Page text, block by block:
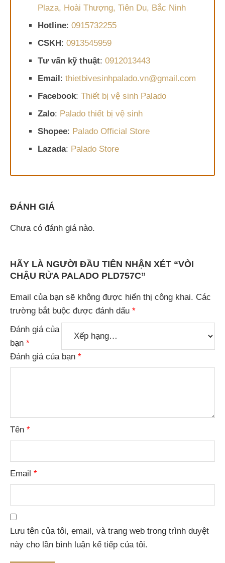
Plaza, Hoài Thượng, Tiên Du, Bắc Ninh
Hotline: 0915732255
CSKH: 0913545959
Tư vấn kỹ thuật: 0912013443
Email: thietbivesinhpalado.vn@gmail.com
Facebook: Thiết bị vệ sinh Palado
Zalo: Palado thiết bị vệ sinh
Shopee: Palado Official Store
Lazada: Palado Store
ĐÁNH GIÁ
Chưa có đánh giá nào.
HÃY LÀ NGƯỜI ĐẦU TIÊN NHẬN XÉT “VÒI
CHẬU RỬA PALADO PLD757C”
Email của bạn sẽ không được hiển thị công khai. Các
trường bắt buộc được đánh dấu *
Đánh giá của
bạn *
Đánh giá của bạn *
Tên *
Email *
Lưu tên của tôi, email, và trang web trong trình duyệt
này cho lần bình luận kế tiếp của tôi.